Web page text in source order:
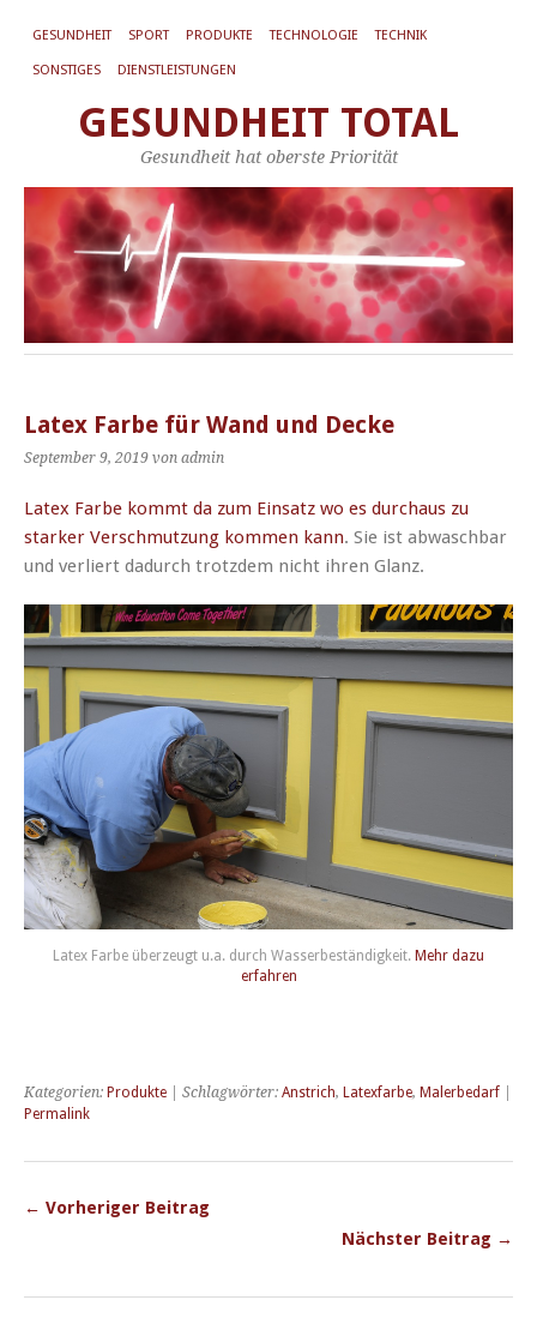
GESUNDHEIT SPORT PRODUKTE TECHNOLOGIE TECHNIK
SONSTIGES DIENSTLEISTUNGEN
GESUNDHEIT TOTAL
Gesundheit hat oberste Priorität
Latex Farbe für Wand und Decke
September 9, 2019 von admin
Latex Farbe kommt da zum Einsatz wo es durchaus zu
starker Verschmutzung kommen kann. Sie ist abwaschbar
und verliert dadurch trotzdem nicht ihren Glanz.
Latex Farbe überzeugt u.a. durch Wasserbeständigkeit. Mehr dazu
erfahren
Kategorien: Produkte | Schlagwörter: Anstrich, Latexfarbe, Malerbedarf
Permalink
← Vorheriger Beitrag
Nächster Beitrag →